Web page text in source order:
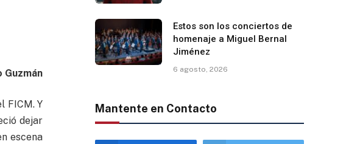
Guzmán
FICM. Y
dejar
escena
Estos son los conciertos de
homenaje a Miguel Bernal
Jiménez
6 agosto, 2026
Mantente en Contacto